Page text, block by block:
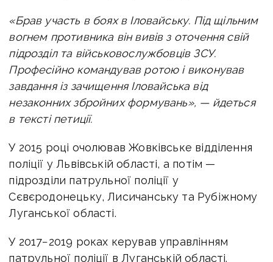
«Брав участь в боях в Іловайську. Під щільним
вогнем противника він вивів з оточення свій
підрозділ та військовослужбовців ЗСУ.
Професійно командував ротою і виконував
завдання із зачищення Іловайська від
незаконних збройних формувань», — йдеться
в тексті петиції.
У 2015 році очолював Жовківське відділення
поліції у Львівській області, а потім —
підрозділи патрульної поліції у
Сєвєродонецьку, Лисичанську та Рубіжному
Луганської області.
У 2017−2019 роках керував управлінням
патрульної поліції в Луганській області.